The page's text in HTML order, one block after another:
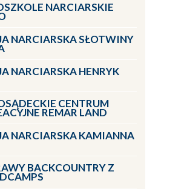
NARCIARSKIE
NARCIARSKA SŁOTWINY
NARCIARSKA HENRYK
CENTRUM
REMAR LAND
NARCIARSKA KAMIANNA
BACKCOUNTRY Z